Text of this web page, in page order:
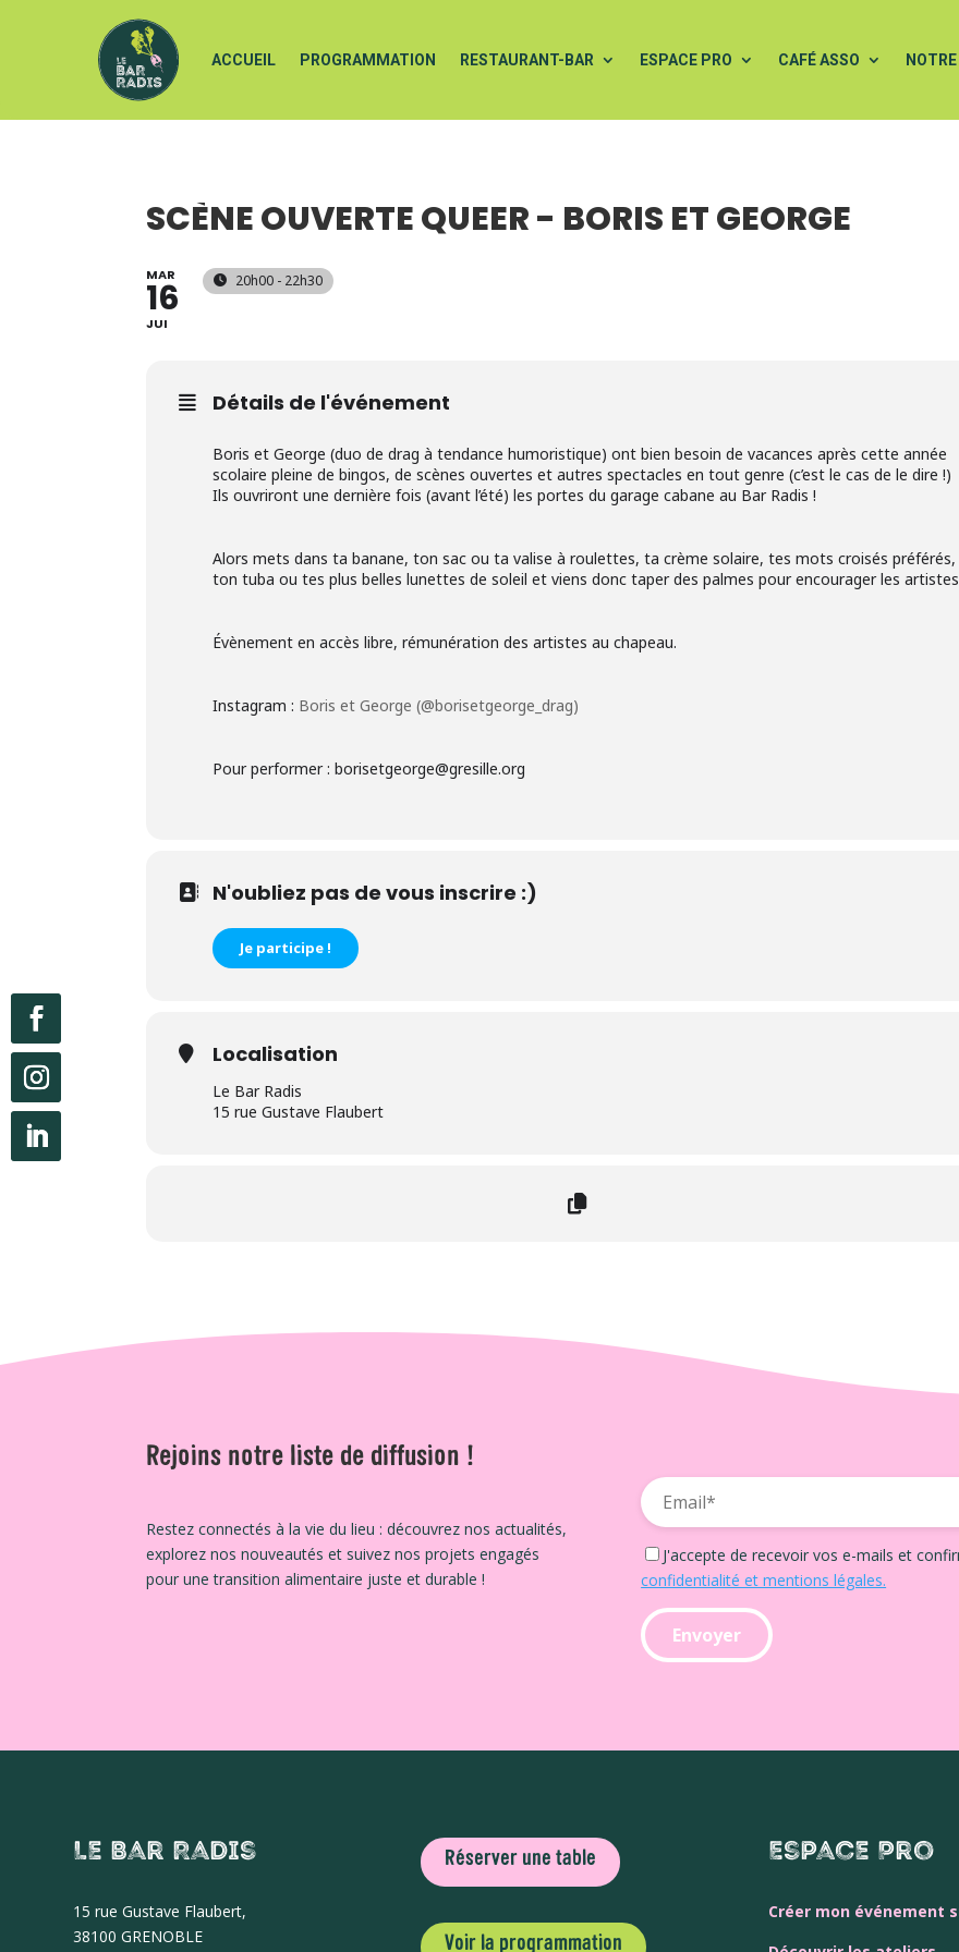
ACCUEIL PROGRAMMATION RESTAURANT-BAR ESPACE PRO CAFÉ ASSO
SCÈNE OUVERTE QUEER - BORIS ET GEORGE
MAR
16
JUI
20h00 - 22h30
Détails de l'événement
Boris et George (duo de drag à tendance humoristique) ont bien besoin de vacances après cette année
scolaire pleine de bingos, de scènes ouvertes et autres spectacles en tout genre (c’est le cas de le dire !)
Ils ouvriront une dernière fois (avant l’été) les portes du garage cabane au Bar Radis !
Alors mets dans ta banane, ton sac ou ta valise à roulettes, ta crème solaire, tes mots croisés préférés,
ton tuba ou tes plus belles lunettes de soleil et viens donc taper des palmes pour encourager les
Évènement en accès libre, rémunération des artistes au chapeau.
Instagram : Boris et George (@borisetgeorge_drag)
Pour performer : borisetgeorge@gresille.org
N'oubliez pas de vous inscrire :)
Je participe !
Localisation
Le Bar Radis
15 rue Gustave Flaubert
Rejoins notre liste de diffusion !
Restez connectés à la vie du lieu : découvrez nos actualités,
explorez nos nouveautés et suivez nos projets engagés
pour une transition alimentaire juste et durable !
J'accepte de recevoir vos e-mails et
confidentialité et mentions légales.
Le Bar Radis
15 rue Gustave Flaubert,
38100 GRENOBLE
Réserver une table
Voir la programmation
Espace Pro
Créer mon événement